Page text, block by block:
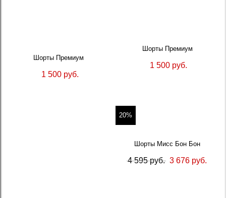
Шорты Премиум
1 500 руб.
Шорты Премиум
1 500 руб.
20%
Шорты Мисс Бон Бон
4 595 руб. 3 676 руб.